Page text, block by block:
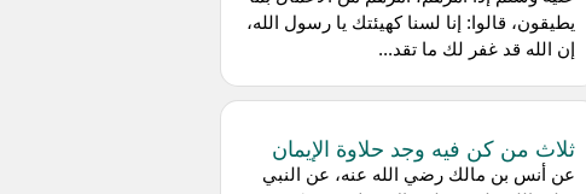
يطيقون، قالوا: إنا لسنا كهيئتك يا رسول الله،
إن الله قد غفر لك ما تقد...
ثلاث من كن فيه وجد حلاوة الإيمان
عن أنس بن مالك رضي الله عنه، عن النبي